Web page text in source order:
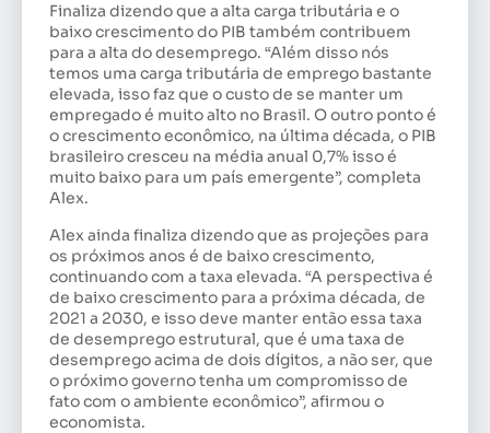
Finaliza dizendo que a alta carga tributária e o
baixo crescimento do PIB também contribuem
para a alta do desemprego. “Além disso nós
temos uma carga tributária de emprego bastante
elevada, isso faz que o custo de se manter um
empregado é muito alto no Brasil. O outro ponto é
o crescimento econômico, na última década, o PIB
brasileiro cresceu na média anual 0,7% isso é
muito baixo para um país emergente”, completa
Alex.
Alex ainda finaliza dizendo que as projeções para
os próximos anos é de baixo crescimento,
continuando com a taxa elevada. “A perspectiva é
de baixo crescimento para a próxima década, de
2021 a 2030, e isso deve manter então essa taxa
de desemprego estrutural, que é uma taxa de
desemprego acima de dois dígitos, a não ser, que
o próximo governo tenha um compromisso de
fato com o ambiente econômico”, afirmou o
economista.